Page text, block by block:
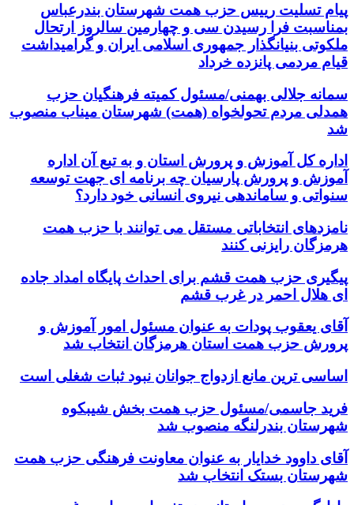
پیام تسلیت رییس حزب همت شهرستان بندرعباس
بمناسبت فرا رسیدن سی و چهارمین سالروز ارتحال
ملکوتی بنیانگذار جمهوری اسلامی ایران و گرامیداشت
قیام مردمی پانزده خرداد
سمانه جلالی بهمنی/مسئول کمیته فرهنگیان حزب
همدلی مردم تحولخواه (همت) شهرستان میناب منصوب
شد
اداره کل آموزش و پرورش استان و به تبع آن اداره
آموزش و پرورش پارسیان چه برنامه ای جهت توسعه
سنواتی و ساماندهی نیروی انسانی خود دارد؟
نامزدهای انتخاباتی مستقل می توانند با حزب همت
هرمزگان رایزنی کنند
پیگیری حزب همت قشم برای احداث پایگاه امداد جاده
ای هلال احمر در غرب قشم
آقای یعقوب پودات به عنوان مسئول امور آموزش و
پرورش حزب همت استان هرمزگان انتخاب شد
اساسی ترین مانع ازدواج جوانان نبود ثبات شغلی است
فرید جاسمی/مسئول حزب همت بخش شیبکوه
شهرستان بندرلنگه منصوب شد
آقای داوود خدایار به عنوان معاونت فرهنگی حزب همت
شهرستان بستک انتخاب شد